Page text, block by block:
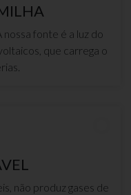
fonte é a luz do
que carrega o
não produz gases de